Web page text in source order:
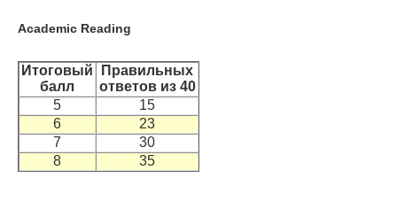
Academic Reading
Итоговый
балл
Правильных
ответов из 40
5
15
6
23
7
30
8
35